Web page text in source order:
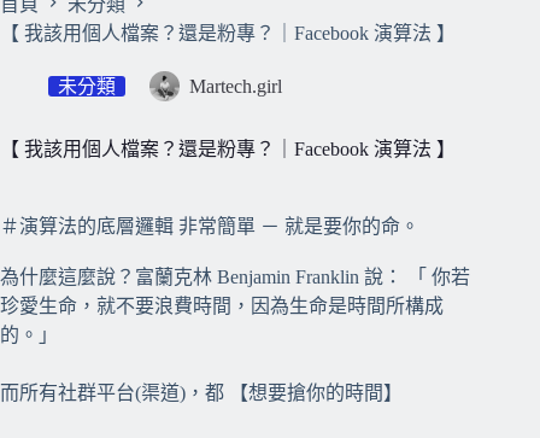
首頁
未分類
【 我該用個人檔案？還是粉專？｜Facebook 演算法 】
未分類 Martech.girl
【 我該用個人檔案？還是粉專？｜Facebook 演算法 】
＃演算法的底層邏輯 非常簡單 － 就是要你的命。
為什麼這麼說？富蘭克林 Benjamin Franklin 說： 「 你若
珍愛生命，就不要浪費時間，因為生命是時間所構成
的。」
而所有社群平台(渠道)，都 【想要搶你的時間】